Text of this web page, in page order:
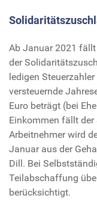
Ab Januar 2021
der
ledigen
versteuernde
Euro beträgt (bei
Einkommen fällt der
Arbeitnehmer wird
Januar aus der
Dill. Bei
Teilabschaffung
berücksichtigt.